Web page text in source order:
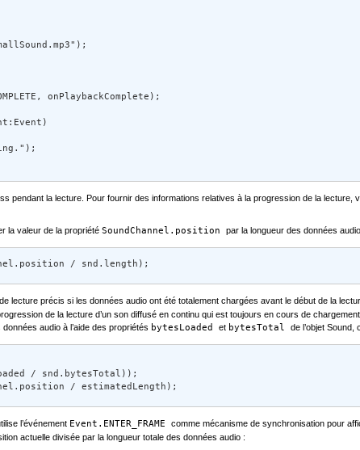
onPlaybackComplete);
pendant la lecture. Pour fournir des informations relatives à la progression de la
la valeur de la propriété SoundChannel.position par la longueur des données
/ snd.length);
lecture précis si les données audio ont été totalement chargées avant le début de la
de la lecture d’un son diffusé en continu qui est toujours en cours de
audio à l’aide des propriétés bytesLoaded et bytesTotal de l’objet Sound,
/ snd.bytesTotal));
/ estimatedLength);
l’événement Event.ENTER_FRAME comme mécanisme de synchronisation pour
actuelle divisée par la longueur totale des données audio :